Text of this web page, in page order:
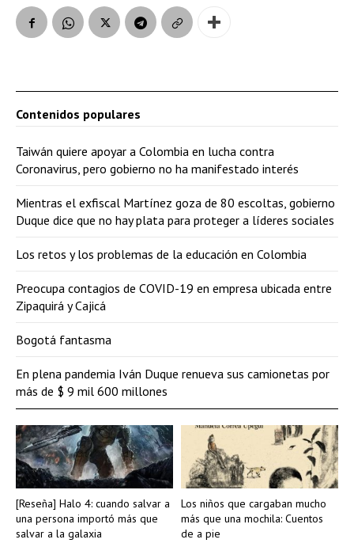
[Reseña] Halo 4: cuando salvar a
una persona importó más que
salvar a la galaxia
Los niños que cargaban mucho
más que una mochila: Cuentos
de a pie
Contenidos populares
Taiwán quiere apoyar a Colombia en lucha contra
Coronavirus, pero gobierno no ha manifestado interés
Mientras el exfiscal Martínez goza de 80 escoltas, gobierno
Duque dice que no hay plata para proteger a líderes sociales
Los retos y los problemas de la educación en Colombia
Preocupa contagios de COVID-19 en empresa ubicada entre
Zipaquirá y Cajicá
Bogotá fantasma
En plena pandemia Iván Duque renueva sus camionetas por
más de $ 9 mil 600 millones